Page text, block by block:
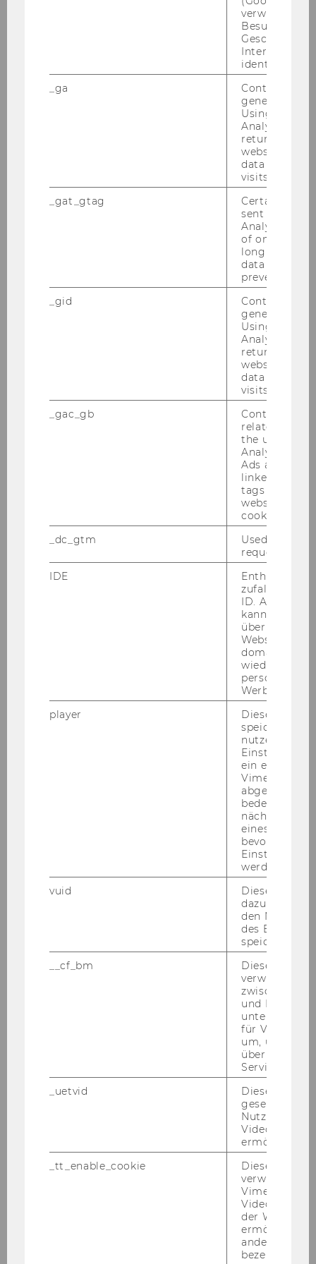
Ver­net­zungs­event zwi­schen Leh­
rer*in und Stu­die­ren­den (3h)
Trai­ning für die Ar­beit mit Kin­
Vor­be­rei­tung / Durch­füh­rung
von 2 Halb­ta­ges­work­shops im
Team
Vor­be­rei­tung / Durch­füh­rung
des Markt­tags (1 Halb­tag) im
Pra­xis­trai­ning dei­nes "En­tre­pre­
Ur­kun­de für dein au­ßer­or­dent­li­
ches En­ga­ge­ment + Lin­ke­dIn
Coo­les CHAN­GE­MA­KER T-​Shirt
Ge­sell­schaft­li­ches En­ga­ge­ment
Strah­len­de Kin­der­au­gen beim
2 ECTS (an­re­chen­bar als freie
Wahl­fä­cher - in­so­fern im Cur­ri­cu­
lum vor­han­den - op­tio­nal)
verwendet,
Besucher
Geschlecht
Interessen zu
identifizieren.
_ga
Contains a
generated
Using this
Analytics can
returning
website and
data from
visits.
_gat_gtag
Certain data
sent to
Analytics a
of once per
long as it is
data
prevented.
_gid
Contains a
generated
Using this
Analytics can
returning
website and
data from
visits.
_gac_gb
Contains
related
the user. If
Analytics and
Ads accounts
linked, the
tags on the
website read
cookie.
_dc_gtm
Used to
request rate.
IDE
Enthält eine
ID. Anhand
kann Google
über
Websites
Werbung
player
Dieses Cookie
speichert
ein
Vimeo-Video
abgespielt
bedeutet,
nächsten
eines Vimeo-
bevorzugten
werden.
vuid
Dieser
dazu
den
des
speichern.
__cf_bm
Dieses
verwendet,
zwischen
und Bots zu
für Vimeo
um, um
über die
Service zu
_uetvid
Dieses
gesetzt, um
Nutzung des
Videoplayers
ermöglichen
_tt_enable_cookie
Dieses
verwendet,
Vimeo-
der WU-
ermöglichen
andere nicht
bezeichnete